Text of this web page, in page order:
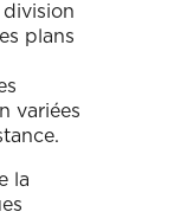
plans
variées
la